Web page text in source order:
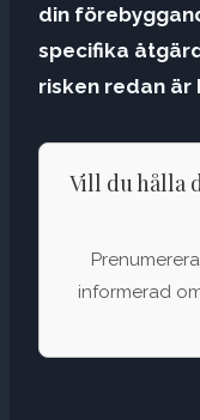
din
specifika
risken redan
Vill du hålla
informerad